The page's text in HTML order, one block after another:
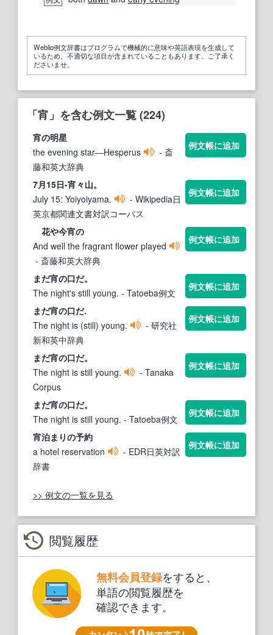
Weblio例文辞書はプログラムで機械的に意味や英語表現を生成して
いるため、不適切な項目が含まれていることもあります。ご了承く
ださいませ。
「宵」を含む例文一覧 (224)
宵の明星
the evening star―Hesperus
- 斎
藤和英大辞典
例文帳に追加
7月15日-宵 々山。
July 15: Yoiyoiyama.
- Wikipedia日
英京都関連文書対訳コーパス
例文帳に追加
花や今宵の
And well the fragrant flower played
- 斎藤和英大辞典
例文帳に追加
まだ宵の口だ。
The night's still young. - Tatoeba例文
例文帳に追加
まだ宵の口だ.
The night is (still) young.
- 研究社
新和英中辞典
例文帳に追加
まだ宵の口だ。
The night is still young.
- Tanaka
Corpus
例文帳に追加
まだ宵の口だ。
The night is still young. - Tatoeba例文
例文帳に追加
宵泊まりの予約
a hotel reservation
- EDR日英対訳
辞書
例文帳に追加
>> 例文の一覧を見る
閲覧履歴
無料会員登録をすると、
単語の閲覧履歴を
確認できます。